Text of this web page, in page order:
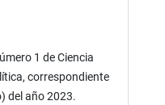
1 de Ciencia
correspondiente
del año 2023.